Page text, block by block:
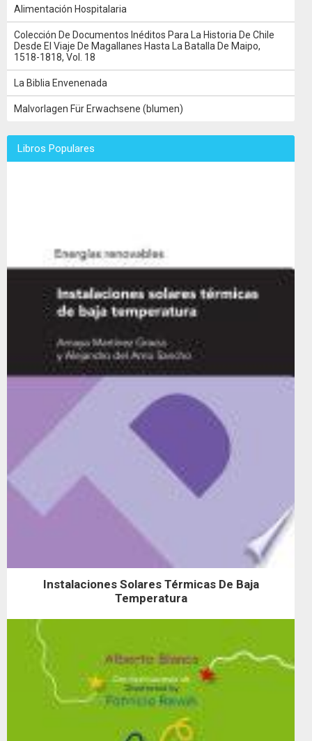
Alimentación Hospitalaria
Colección De Documentos Inéditos Para La Historia De Chile
Desde El Viaje De Magallanes Hasta La Batalla De Maipo,
1518-1818, Vol. 18
La Biblia Envenenada
Malvorlagen Für Erwachsene (blumen)
Libros Populares
Instalaciones Solares Térmicas De Baja
Temperatura